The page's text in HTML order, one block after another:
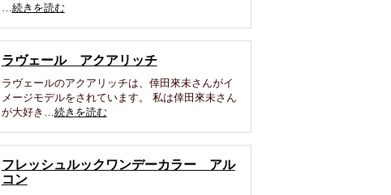
…続きを読む
ラヴェール アクアリッチ
ラヴェールのアクアリッチは、倖田來未さんがイ
メージモデルをされています。 私は倖田來未さん
が大好き…続きを読む
フレッシュルックワンデーカラー アル
コン